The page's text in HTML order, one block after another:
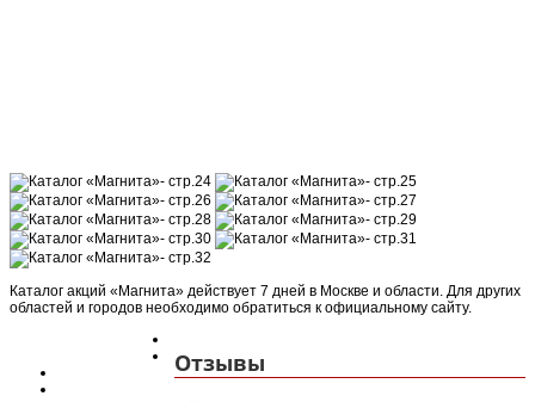
Каталог акций «Магнита» действует 7 дней в Москве и области. Для других
областей и городов необходимо обратиться к официальному сайту.
Отзывы